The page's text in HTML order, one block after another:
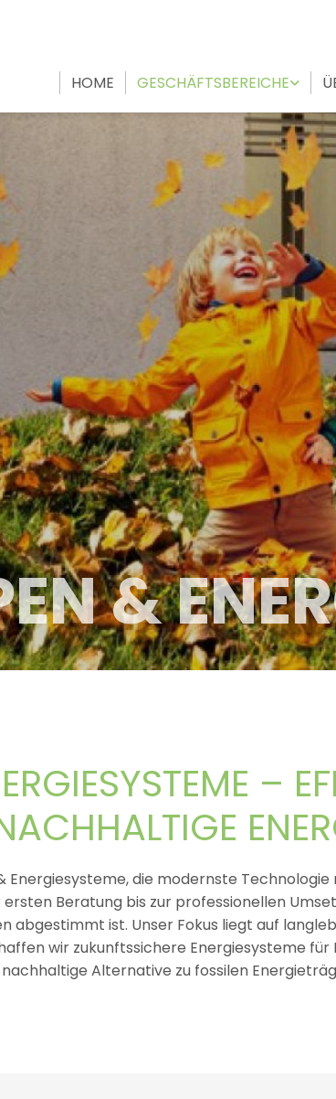
HOME GESCHÄFTSBEREICHE
&
–
die modernste Technologie
Beratung bis zur professionellen
abgestimmt ist. Unser Fokus liegt auf
wir zukunftssichere Energiesysteme
Alternative zu fossilen